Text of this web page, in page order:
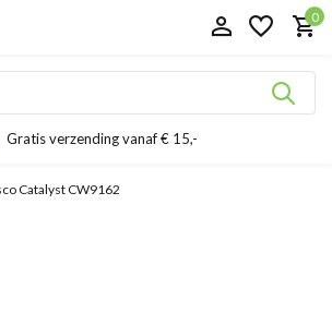
0
Gratis verzending vanaf € 15,-
Catalyst CW9162